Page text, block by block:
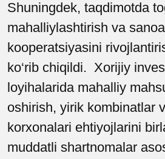
Shuningdek, taqdimotda
mahalliylashtirish va
kooperatsiyasini
ko‘rib chiqildi. Xorijiy
loyihalarida mahalliy
oshirish, yirik kombinatlar
korxonalari ehtiyojlarini
muddatli shartnomalar